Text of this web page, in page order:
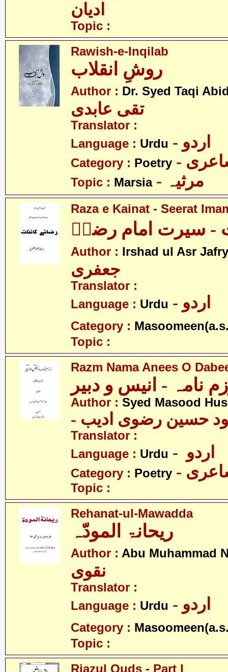
ادیان
Topic :
Rawish-e-Inqilab
روشِ انقلاب
Author : Dr. Syed Taqi
تقی عابدی
Translator :
Language : Urdu - اردو
Category : Poetry
Topic : Marsia - مرثیہ
Raza e Kainat - Seerat
- سیرت امام رضاؑ
Author : Irshad ul Asr Jafry
جعفری
Translator :
Language : Urdu - اردو
Category :
Topic :
Razm Nama Anees O
نامہ - انیس و دبیر
Author : Syed Masood
حسین رضوی ادیب
Translator :
Language : Urdu
Category : Poetry
Topic :
Rehanat-ul-Mawadda
ریحانۃ المودّہ
Author : Abu Muhammad
نقوی
Translator :
Language : Urdu - اردو
Category :
Topic :
Riazul Quds - Part I